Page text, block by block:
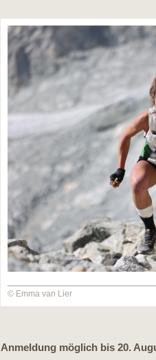
© Emma van Lier
Anmeldung möglich bis 20.